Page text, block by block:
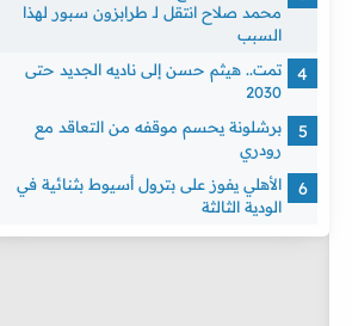
محمد صلاح انتقل لـ طرابزون سبور لهذا
السبب
تمت.. هيثم حسن إلى ناديه الجديد حتى
2030
برشلونة يحسم موقفه من التعاقد مع
رودري
الأهلي يفوز على بترول أسيوط بثنائية في
الودية الثالثة